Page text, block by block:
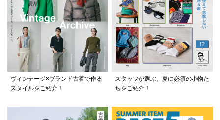
ヴィンテージ×ブランド古着で作る
スタイルをご紹介！
スタッフが選ぶ、夏に必須の小物た
ちをご紹介！